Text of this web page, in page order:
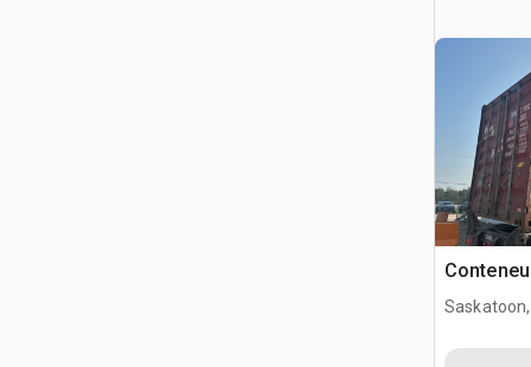
Saskatoon,